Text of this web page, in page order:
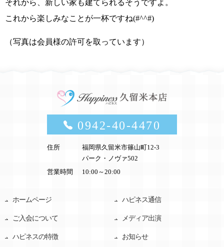
それから、新しい家も建てられるそうですよ。
これから楽しみなことが一杯ですね(#^^#)
（写真は会員様の許可を取っています）
0942-40-4470
住所
福岡県久留米市篠山町12-3
パーク・ノヴァ502
営業時間
10:00～20:00
ホームページ
ご入会について
ハピネスの特徴
ハピネス通信
メディア出演
お知らせ